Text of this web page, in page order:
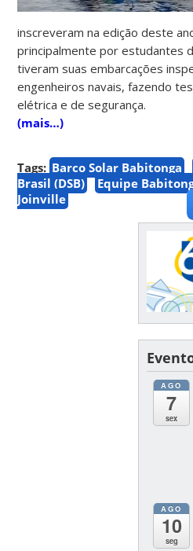
inscreveram na edição deste
principalmente por estudantes
tiveram suas embarcações
engenheiros navais, fazendo
elétrica e de segurança.
(mais…)
Tags: Barco Solar Babitonga
Brasil (DSB)
Equipe
Joinville
AGO
7
sex
AGO
10
seg